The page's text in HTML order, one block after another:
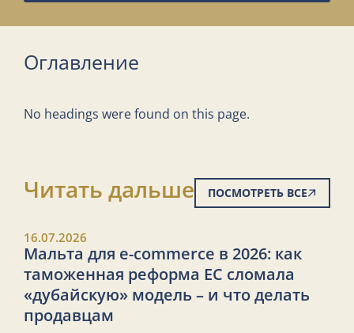
Оглавление
No headings were found on this page.
Читать дальше ПОСМОТРЕТЬ ВСЕ
16.07.2026
Мальта для e-commerce в 2026: как
таможенная реформа ЕС сломала
«дубайскую» модель – и что делать
продавцам